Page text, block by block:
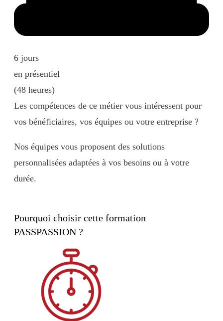
6 jours
en présentiel
(48 heures)
Les compétences de ce métier vous intéressent pour
vos bénéficiaires, vos équipes ou votre entreprise ?
Nos équipes vous proposent des solutions
personnalisées adaptées à vos besoins ou à votre
durée.
Pourquoi choisir cette formation
PASSPASSION ?